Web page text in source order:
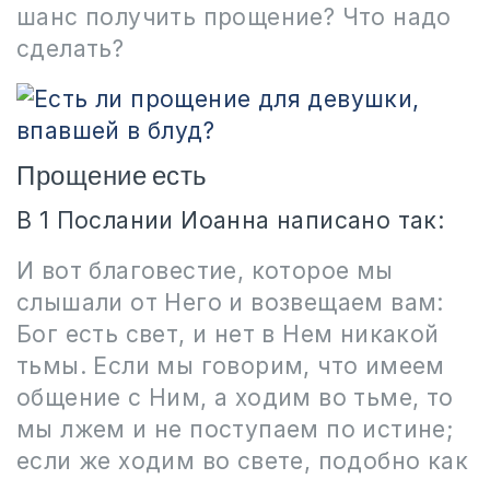
шанс получить прощение? Что надо
сделать?
Прощение есть
В 1 Послании Иоанна написано так:
И вот благовестие, которое мы
слышали от Него и возвещаем вам:
Бог есть свет, и нет в Нем никакой
тьмы. Если мы говорим, что имеем
общение с Ним, а ходим во тьме, то
мы лжем и не поступаем по истине;
если же ходим во свете, подобно как